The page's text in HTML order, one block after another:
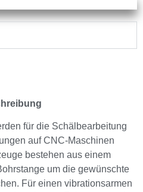
für die Schälbearbeitung
auf CNC-Maschinen
bestehen aus einem
um die gewünschte
Für einen vibrationsarmen